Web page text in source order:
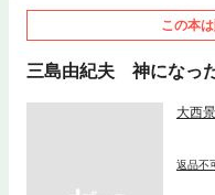
この本
三島由紀夫 神になっ
大西
返品不